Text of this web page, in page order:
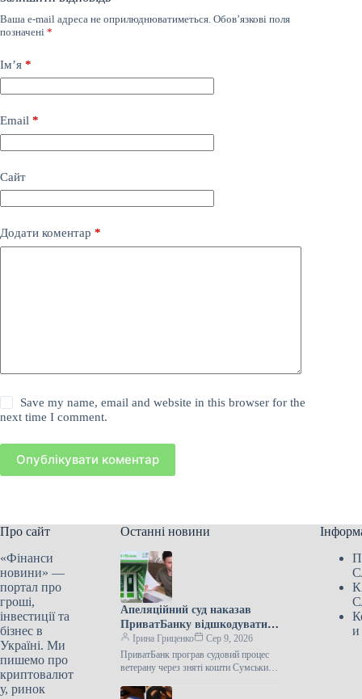
Ваша e-mail адреса не оприлюднюватиметься. Обов’язкові поля
позначені *
Ім’я *
Email *
Сайт
Додати коментар *
Save my name, email and website in this browser for the
next time I comment.
Опублікувати коментар
Про сайт
«Фінанси
новини» —
портал про
гроші,
інвестиції та
бізнес в
Україні. Ми
пишемо про
криптовалют
у, ринок
Останні новини
Апеляційний суд наказав
ПриватБанку відшкодувати
ветерану війни 12 741 гривню,
привласнену зловмисниками.
Ірина Гриценко
Сер 9, 2026
ПриватБанк програв судовий процес
ветерану через зняті кошти Сумський
задоволенні скарги АТ КБ
и